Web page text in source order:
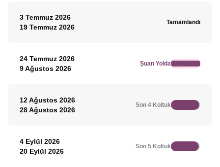
3 Temmuz 2026
19 Temmuz 2026
Tamamlandı
24 Temmuz 2026
9 Ağustos 2026
Şuan Yolda
12 Ağustos 2026
28 Ağustos 2026
Son 4 Koltuk
4 Eylül 2026
20 Eylül 2026
Son 5 Koltuk